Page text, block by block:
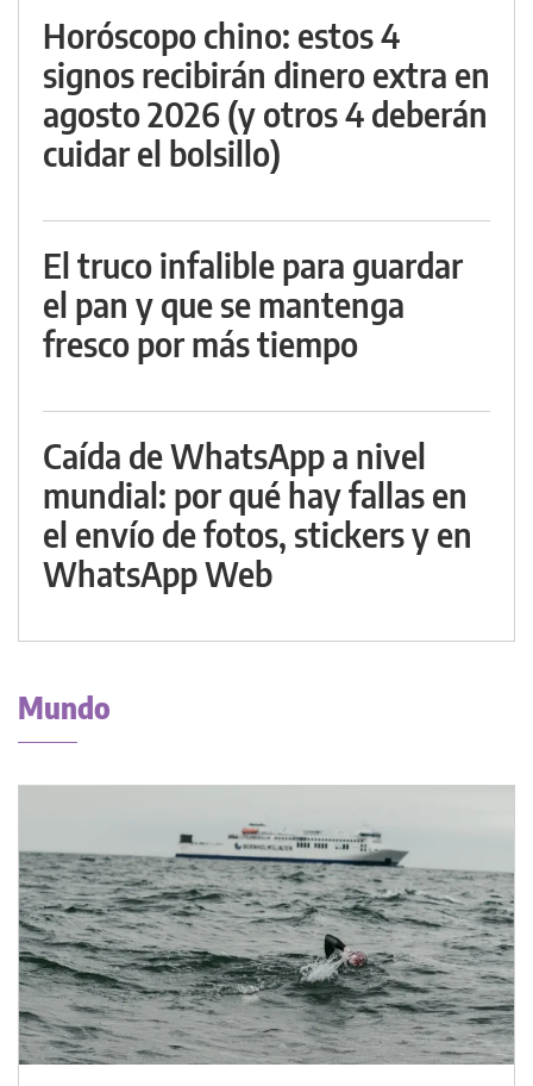
Horóscopo chino: estos 4
signos recibirán dinero extra en
agosto 2026 (y otros 4 deberán
cuidar el bolsillo)
El truco infalible para guardar
el pan y que se mantenga
fresco por más tiempo
Caída de WhatsApp a nivel
mundial: por qué hay fallas en
el envío de fotos, stickers y en
WhatsApp Web
Mundo